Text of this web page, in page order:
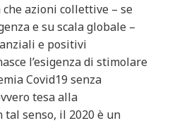
che azioni collettive – se
e su scala globale –
e positivi
l’esigenza di stimolare
Covid19 senza
tesa alla
tal senso, il 2020 è un